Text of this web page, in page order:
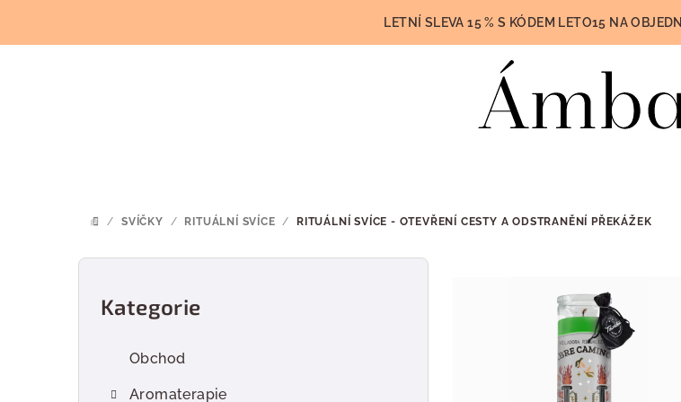
LETNÍ SLEVA 15 % S KÓDEM LETO15 NA
DOMŮ
/ SVÍČKY / RITUÁLNÍ SVÍCE / RITUÁLNÍ SVÍCE - OTEVŘENÍ CESTY A ODSTRANĚNÍ PŘEKÁŽEK
P
Přeskočit
kategorie
Kategorie
Obchod
Aromaterapie